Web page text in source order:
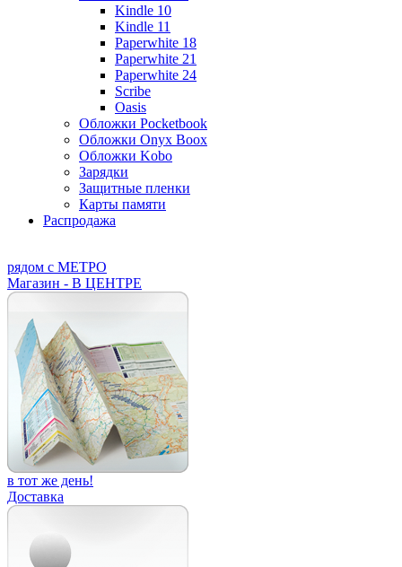
Kindle 10
Kindle 11
Paperwhite 18
Paperwhite 21
Paperwhite 24
Scribe
Oasis
Обложки Pocketbook
Обложки Onyx Boox
Обложки Kobo
Зарядки
Защитные пленки
Карты памяти
Распродажа
рядом с МЕТРО
Магазин - В ЦЕНТРЕ
в тот же день!
Доставка